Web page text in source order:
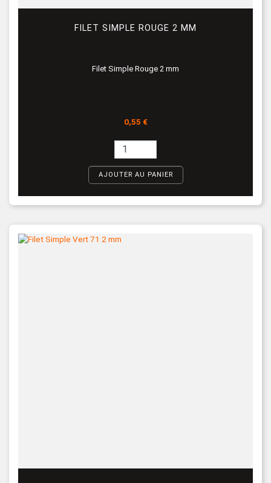
FILET SIMPLE ROUGE 2 MM
Filet Simple Rouge 2 mm
Prix
0,55 €
AJOUTER AU PANIER